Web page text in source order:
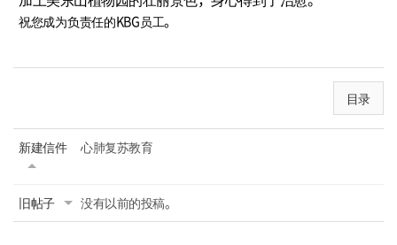
祝您成为负责任的KBG员工。
目录
新建信件 心肺复苏教育
旧帖子 没有以前的投稿。